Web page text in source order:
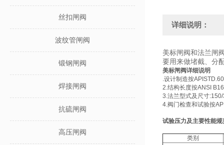
丝扣闸阀
波纹管闸阀
锻钢闸阀
焊接闸阀
抗硫闸阀
高压闸阀
详细说明：
美标闸阀和法兰闸
要用来做堵截、分
美标闸阀详细说明
.设计制造按
2.结构长度按ANSI
3.法兰型式及尺寸
4.阀门检查和试验按
试验压力及主要性能规
类别